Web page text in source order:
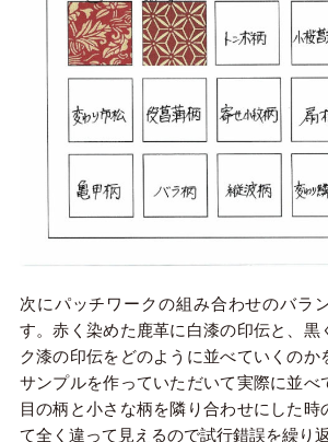
次にパッチワークの組み合わせのバラ
す。赤く染めた鹿革に白漆の印伝と、黒
ク漆の印伝をどのように並べていくのか
サンプルを作っていただいて実際に並べ
目の柄と小さな柄を隣り合わせにした時
て全く違って見えるので試行錯誤を繰り